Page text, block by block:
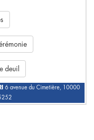
deuil
6 avenue du Cimetière, 10000